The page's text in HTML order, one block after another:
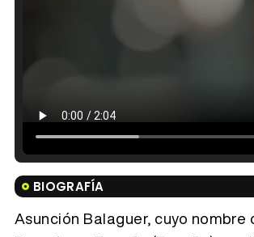
BIOGRAFÍA
Asunción Balaguer, cuyo